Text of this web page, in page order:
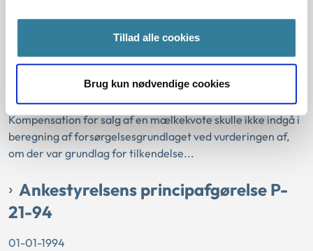
Tillad alle cookies
Brug kun nødvendige cookies
Pension
Selvstændig erhvervsdrivende
Forsørgelsesgrundlag
Behovsbestemt førtidspension
Historisk Kommunal Udbetaling Danmark
Resume:
Kompensation for salg af en mælkekvote skulle ikke indgå i
beregning af forsørgelsesgrundlaget ved vurderingen af,
om der var grundlag for tilkendelse...
Ankestyrelsens principafgørelse P-
21-94
01-01-1994